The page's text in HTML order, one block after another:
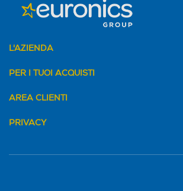
L'AZIENDA
PER I TUOI ACQUISTI
AREA CLIENTI
PRIVACY